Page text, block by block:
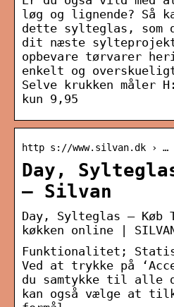
løg og lignende? Så
dette sylteglas, som
dit næste
opbevare tørvarer
enkelt og
Selve krukken måler
kun 9,95
http s://www.silvan.dk ›
Day,
– Silvan
Day, Sylteglas –
køkken online |
Funktionalitet;
Ved at trykke på
du samtykke til alle
kan også vælge at